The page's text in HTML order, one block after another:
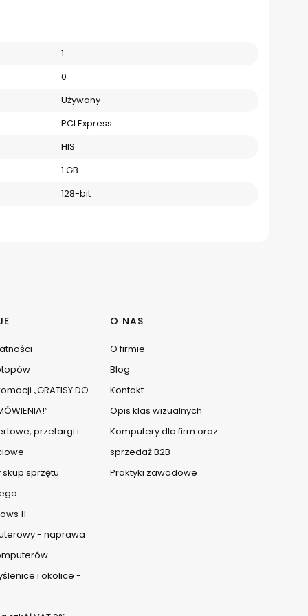
1
0
Używany
PCI Express
HIS
1 GB
128-bit
„GRATISY DO
przetargi i
sprzętu
11
- naprawa
i okolice -
O NAS
O firmie
Blog
Kontakt
Opis klas wizualnych
Komputery dla firm oraz
sprzedaż B2B
Praktyki zawodowe